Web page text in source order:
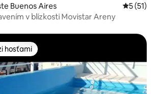
Buenos Aires
5 (51)
v blízkosti Movistar Areny
hosťami
hosťami